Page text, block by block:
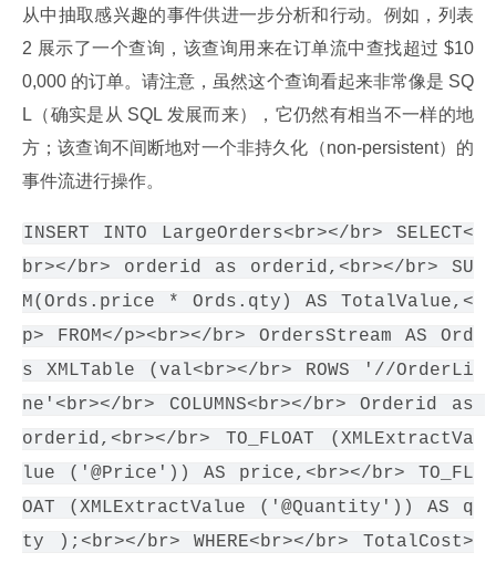
从中抽取感兴趣的事件供进一步分析和行动。例如，列表
2 展示了一个查询，该查询用来在订单流中查找超过 $10
0,000 的订单。请注意，虽然这个查询看起来非常像是 SQ
L（确实是从 SQL 发展而来），它仍然有相当不一样的地
方；该查询不间断地对一个非持久化（non-persistent）的
事件流进行操作。
INSERT INTO LargeOrders<br></br> SELECT<
br></br> orderid as orderid,<br></br> SU
M(Ords.price * Ords.qty) AS TotalValue,<
p> FROM</p><br></br> OrdersStream AS Ord
s XMLTable (val<br></br> ROWS '//OrderLi
ne'<br></br> COLUMNS<br></br> Orderid as
orderid,<br></br> TO_FLOAT (XMLExtractVa
lue ('@Price')) AS price,<br></br> TO_FL
OAT (XMLExtractValue ('@Quantity')) AS q
ty );<br></br> WHERE<br></br> TotalCost>